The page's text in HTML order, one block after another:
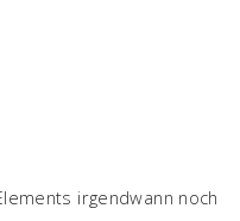
irgendwann noch